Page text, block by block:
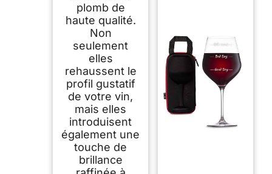
plomb de
haute qualité.
Non
seulement
elles
rehaussent le
profil gustatif
de votre vin,
mais elles
introduisent
également une
touche de
brillance